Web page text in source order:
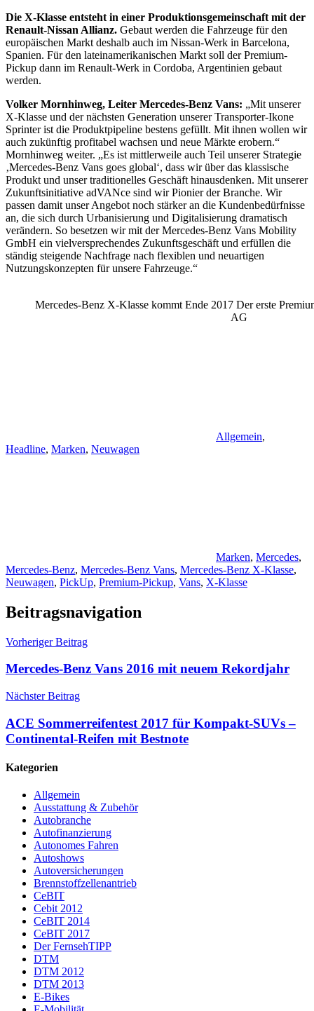
Die X-Klasse entsteht in einer Produktionsgemeinschaft mit der
Renault-Nissan Allianz. Gebaut werden die Fahrzeuge für den
europäischen Markt deshalb auch im Nissan-Werk in Barcelona,
Spanien. Für den lateinamerikanischen Markt soll der Premium-
Pickup dann im Renault-Werk in Cordoba, Argentinien gebaut
werden.
Volker Mornhinweg, Leiter Mercedes-Benz Vans: „Mit unserer
X-Klasse und der nächsten Generation unserer Transporter-Ikone
Sprinter ist die Produktpipeline bestens gefüllt. Mit ihnen wollen wir
auch zukünftig profitabel wachsen und neue Märkte erobern.“
Mornhinweg weiter. „Es ist mittlerweile auch Teil unserer Strategie
‚Mercedes-Benz Vans goes global‘, dass wir über das klassische
Produkt und unser traditionelles Geschäft hinausdenken. Mit unserer
Zukunftsinitiative adVANce sind wir Pionier der Branche. Wir
passen damit unser Angebot noch stärker an die Kundenbedürfnisse
an, die sich durch Urbanisierung und Digitalisierung dramatisch
verändern. So besetzen wir mit der Mercedes-Benz Vans Mobility
GmbH ein vielversprechendes Zukunftsgeschäft und erfüllen die
ständig steigende Nachfrage nach flexiblen und neuartigen
Nutzungskonzepten für unsere Fahrzeuge.“
Mercedes-Benz X-Klasse kommt Ende 2017 Der erste
AG
Allgemein,
Headline, Marken, Neuwagen
Marken, Mercedes,
Mercedes-Benz, Mercedes-Benz Vans, Mercedes-Benz X-Klasse,
Neuwagen, PickUp, Premium-Pickup, Vans, X-Klasse
Beitragsnavigation
Vorheriger Beitrag
Mercedes-Benz Vans 2016 mit neuem Rekordjahr
Nächster Beitrag
ACE Sommerreifentest 2017 für Kompakt-SUVs –
Continental-Reifen mit Bestnote
Kategorien
Allgemein
Ausstattung & Zubehör
Autobranche
Autofinanzierung
Autonomes Fahren
Autoshows
Autoversicherungen
Brennstoffzellenantrieb
CeBIT
Cebit 2012
CeBIT 2014
CeBIT 2017
Der FernsehTIPP
DTM
DTM 2012
DTM 2013
E-Bikes